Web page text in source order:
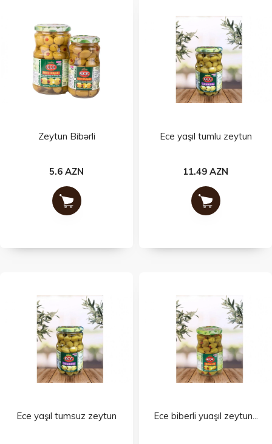
Zeytun Bibərli
5.6 AZN
Ece yaşıl tumlu zeytun
11.49 AZN
Ece yaşıl tumsuz zeytun Ece biberli yuaşıl zeytun...